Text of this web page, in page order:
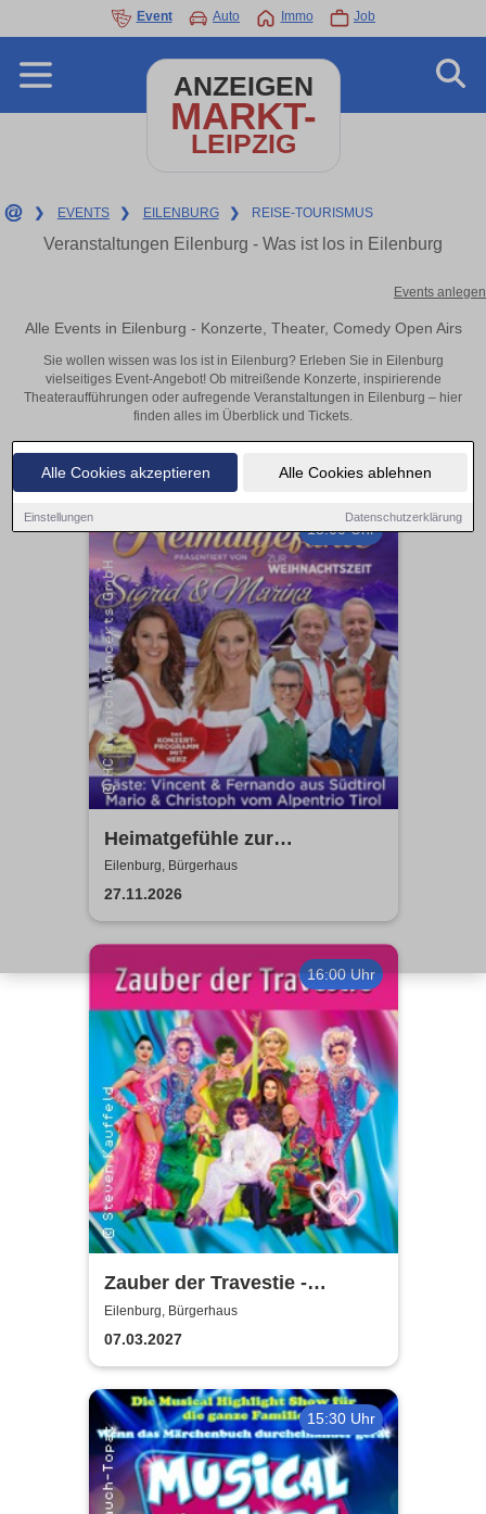
Alle Cookies akzeptieren Alle Cookies ablehnen
Einstellungen Datenschutzerklärung
Event Auto Immo Job
ANZEIGEN
MARKT-
LEIPZIG
❯ EVENTS ❯ EILENBURG ❯ REISE-TOURISMUS
Veranstaltungen Eilenburg - Was ist los in Eilenburg
Events anlegen
Alle Events in Eilenburg - Konzerte, Theater, Comedy Open Airs
Sie wollen wissen was los ist in Eilenburg? Erleben Sie in Eilenburg
vielseitiges Event-Angebot! Ob mitreißende Konzerte, inspirierende
Theateraufführungen oder aufregende Veranstaltungen in Eilenburg – hier
finden alles im Überblick und Tickets.
15:00 Uhr
Heimatgefühle zur
Weihnachtszeit 2026 - Das
Konzertprogramm mit Herz
Eilenburg, Bürgerhaus
27.11.2026
16:00 Uhr
Zauber der Travestie -
Fräulein Luise und ihr
Ensemble - das Original
Eilenburg, Bürgerhaus
07.03.2027
15:30 Uhr